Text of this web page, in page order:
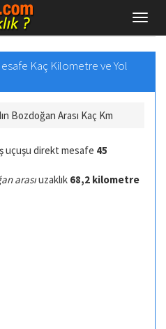
Kaç Kilometre ve Yol
Bozdoğan Arası Kaç Km
uçuşu direkt mesafe 45
arasıuzaklık 68,2 kilometre